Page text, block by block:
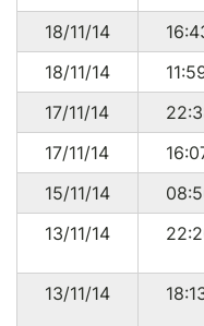
18/11/14
18/11/14
17/11/14
17/11/14
15/11/14
13/11/14
13/11/14